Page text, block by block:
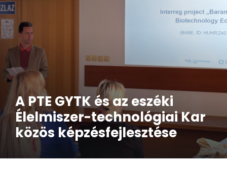
A PTE GYTK és az eszéki
Élelmiszer-technológiai Kar
közös képzésfejlesztése